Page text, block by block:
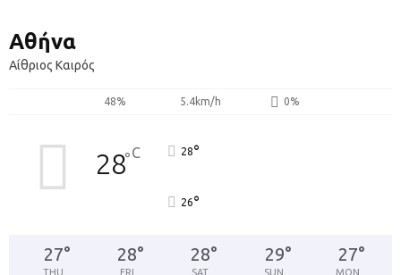
Αθήνα
Αίθριος Καιρός
48% 5.4km/h 0%
28°C 28°
26°
27°
THU
28°
FRI
28°
SAT
29°
SUN
27°
MON